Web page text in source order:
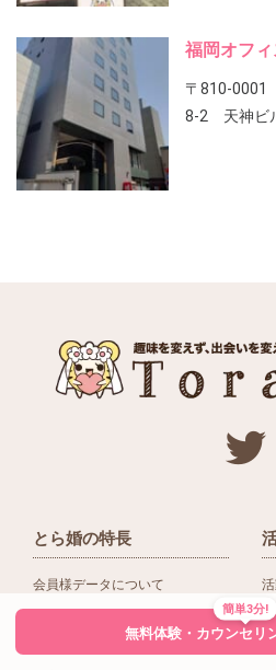
福岡オフィ
〒810-0001
8-2 天神ビ
とら婚の特長
会員様データについて
簡単3分!
無料体験・カウンセリ